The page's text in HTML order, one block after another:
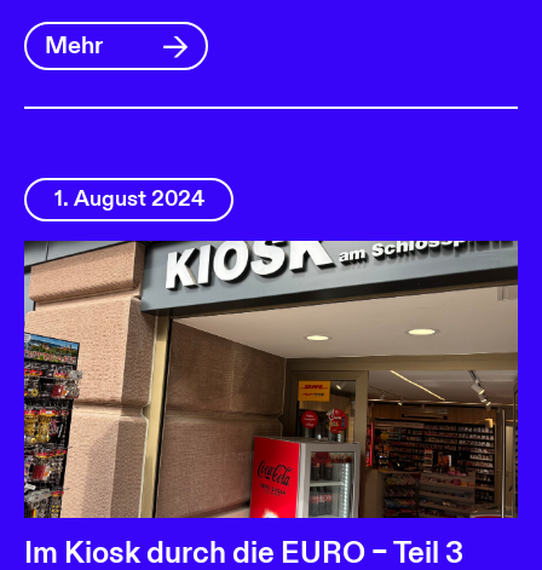
Mehr
1. August 2024
Im Kiosk durch die EURO – Teil 3